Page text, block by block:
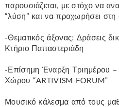
παρουσιάζεται, με στόχο να
“λύση” και να προχωρήσει στη
-Θεματικός άξονας: Δράσεις
Κτήριο Παπαστεριάδη
-Επίσημη Έναρξη Τριημέρου –
Χώρου “ARTIVISM FORUM”
Μουσικό κάλεσμα από τους